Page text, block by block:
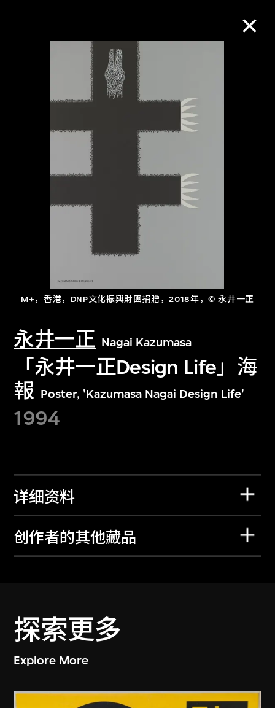
M+，香港，DNP文化振興財團捐贈，2018年，© 永井一正
永井一正 Nagai Kazumasa
「永井一正Design Life」海
報 Poster, 'Kazumasa Nagai Design Life'
1994
详细资料
创作者的其他藏品
探索更多
Explore More
M+藏品
探索世界顶级的二十及二十一世纪视觉